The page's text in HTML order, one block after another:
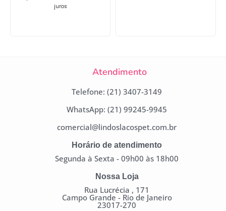
juros
Atendimento
Telefone: (21) 3407-3149
WhatsApp: (21) 99245-9945
comercial@lindoslacospet.com.br
Horário de atendimento
Segunda à Sexta - 09h00 às 18h00
Nossa Loja
Rua Lucrécia , 171
Campo Grande - Rio de Janeiro
23017-270